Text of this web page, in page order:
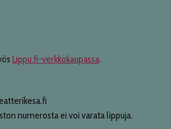
Lippu.fi-verkkokaupassa.
numerosta ei voi varata lippuja.